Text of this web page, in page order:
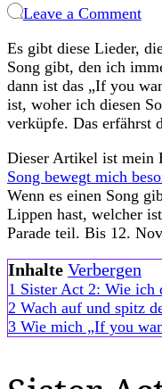
Leave a Commenton
be
der
aus
Es gibt diese Lieder,
Song gibt, den ich
dann ist das „If you
ist, woher ich diesen
verküpfe. Das erfährst
Dieser Artikel ist mein
Song bewegt mich
Wenn es einen Song
Lippen hast, welcher
Parade teil. Bis 12.
Inhalte Verbergen
1 Sister Act 2: Wie ich
2 Wach auf und spitz
3 Wie mich „If you